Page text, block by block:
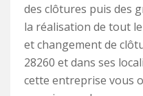
des clôtures puis des
la réalisation de tout
et changement de
28260 et dans ses
cette entreprise vous